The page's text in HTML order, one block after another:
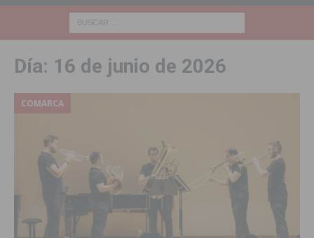
Día: 16 de junio de 2026
COMARCA